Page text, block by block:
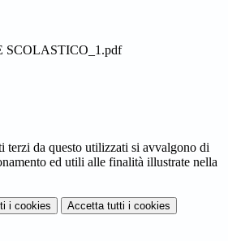
SCOLASTICO_1.pdf
terzi da questo utilizzati si avvalgono di
ed utili alle finalità illustrate nella
i cookies Accetta tutti i cookies